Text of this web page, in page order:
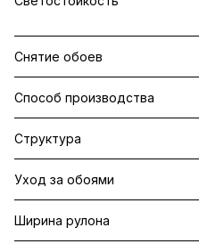
Снятие обоев
Способ производства
Структура
Уход за обоями
Ширина рулона